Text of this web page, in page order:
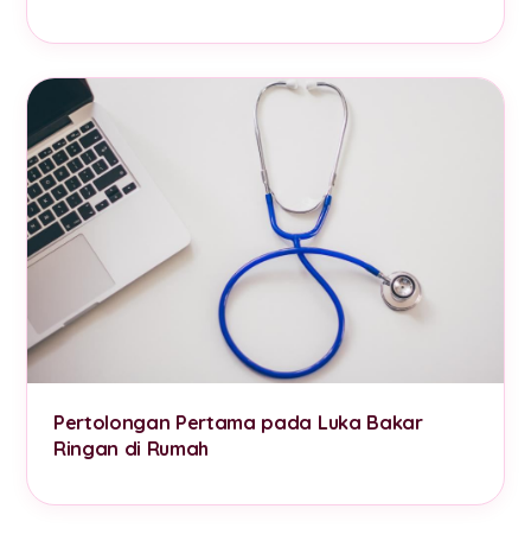
Pertolongan Pertama pada Luka Bakar
Ringan di Rumah